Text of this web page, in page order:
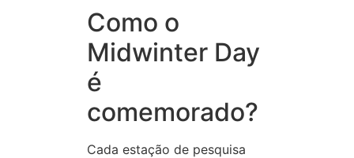
Como o
Midwinter Day
é
comemorado?
Cada estação de pesquisa